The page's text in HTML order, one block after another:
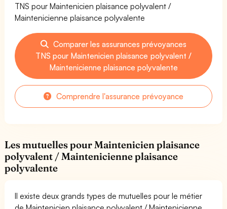
TNS pour Maintenicien plaisance polyvalent /
Maintenicienne plaisance polyvalente
Comparer les assurances prévoyances
TNS pour Maintenicien plaisance polyvalent /
Maintenicienne plaisance polyvalente
Comprendre l'assurance prévoyance
Les mutuelles pour Maintenicien plaisance
polyvalent / Maintenicienne plaisance
polyvalente
Il existe deux grands types de mutuelles pour le métier